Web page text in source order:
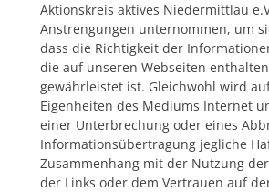
Aktionskreis aktives Niedermittlau
Anstrengungen unternommen, um
dass die Richtigkeit der
die auf unseren Webseiten
gewährleistet ist. Gleichwohl wird
Eigenheiten des Mediums Internet
einer Unterbrechung oder eines
Informationsübertragung jegliche
Zusammenhang mit der Nutzung
der Links oder dem Vertrauen auf